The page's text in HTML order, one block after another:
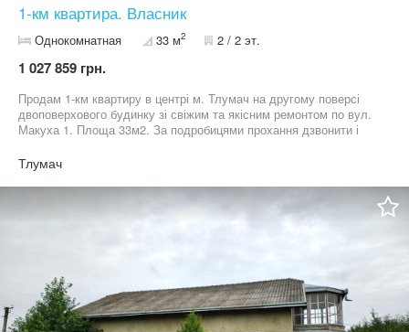
1-км квартира. Власник
Однокомнатная 33 м2 2 / 2 эт.
1 027 859 грн.
Продам 1-км квартиру в центрі м. Тлумач на другому поверсі
двоповерхового будинку зі свіжим та якісним ремонтом по вул.
Макуха 1. Площа 33м2. За подробицями прохання дзвонити і
не продаю. Тільки за готівку
Тлумач